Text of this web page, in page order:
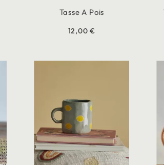
Tasse A Pois
12,00 €